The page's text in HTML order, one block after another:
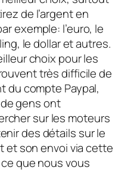
de l’argent en
exemple: l’euro, le
le dollar et autres.
choix pour les
très difficile de
du compte Paypal,
gens ont
sur les moteurs
des détails sur le
et son envoi via cette
que nous vous